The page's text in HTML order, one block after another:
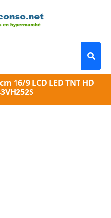
16/9 LCD LED TNT HD